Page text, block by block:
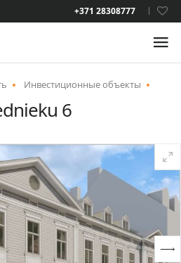
+371 28308777
LAT
ENG
Инвестиционные объекты
6